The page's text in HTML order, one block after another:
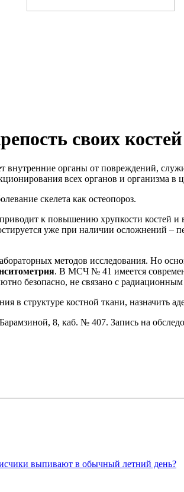
своих костей
внутренние органы от повреждений,
всех органов и организма в
скелета как остеопороз.
приводит к повышению хрупкости костей
уже при наличии осложнений
методов исследования. Но
. В МСЧ № 41 имеется
безопасно, не связано с
в структуре костной ткани, назначить
8, каб. № 407. Запись на
выпивают в обычный летний день?